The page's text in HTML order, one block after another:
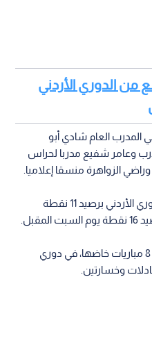
من الدوري الأردني
المدرب العام شادي أبو
وعامر شفيع مدربا لحراس
الزواهرة منسقا إعلاميا.
ويستعد الفيصلي خامس ترتيب الدوري الأردني برصيد 11 نقطة
ولم يحقق الفيصلي إلا فوزين خلال 8 مباريات خاضها، في دوري